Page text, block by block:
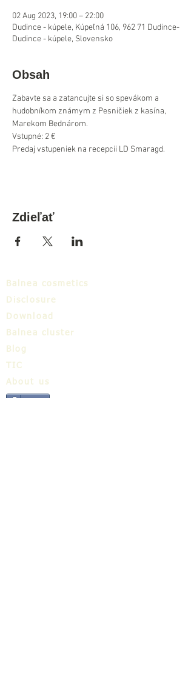
02 Aug 2023, 19:00 – 22:00
Dudince - kúpele, Kúpeľná 106, 962 71 Dudince-
Dudince - kúpele, Slovensko
Obsah
Zabavte sa a zatancujte si so spevákom a
hudobníkom známym z Pesničiek z kasína,
Marekom Bednárom.
Vstupné: 2 €
Predaj vstupeniek na recepcii LD Smaragd.
Zdieľať
Balnea cosmetics
Disclosure
Download
Balnea cluster
Blog
TIC
About us